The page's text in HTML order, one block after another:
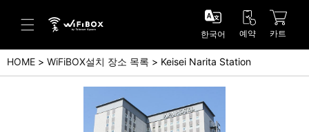
도움말/문의
고객 센터 (Japanese)
한국어 예약 카트
HOME WiFiBOX설치 장소 목록 Keisei Narita Station